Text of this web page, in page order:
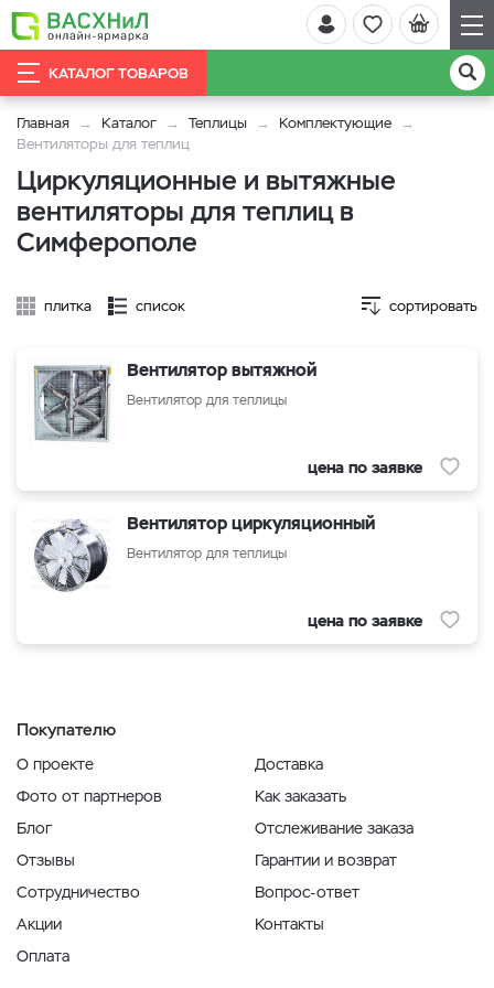
КАТАЛОГ ТОВАРОВ
Главная Каталог Теплицы
Комплектующие
Вентиляторы для теплиц
Циркуляционные и вытяжные
вентиляторы для теплиц в
Симферополе
плитка список сортировать
Вентилятор вытяжной
Вентилятор для теплицы
цена по заявке
Вентилятор циркуляционный
Вентилятор для теплицы
цена по заявке
Покупателю
О проекте
Фото от партнеров
Блог
Отзывы
Сотрудничество
Акции
Оплата
Доставка
Как заказать
Отслеживание заказа
Гарантии и возврат
Вопрос-ответ
Контакты